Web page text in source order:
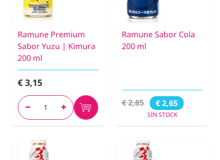
Ramune Premium
Sabor Yuzu | Kimura
200 ml
€ 3,15
Ramune Sabor Cola
200 ml
€ 2,85 € 2,65
SIN STOCK